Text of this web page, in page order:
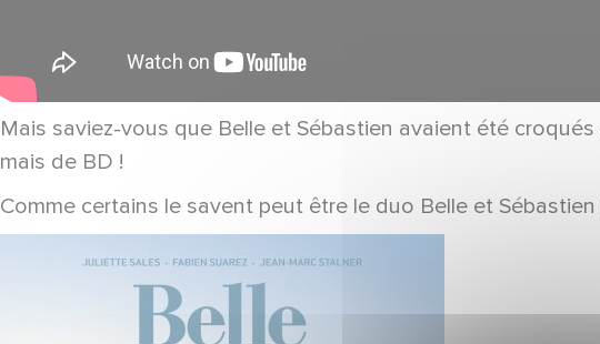
Mais saviez-vous que Belle et Sébastien avaient été
mais de BD !
Comme certains le savent peut être le duo Belle et